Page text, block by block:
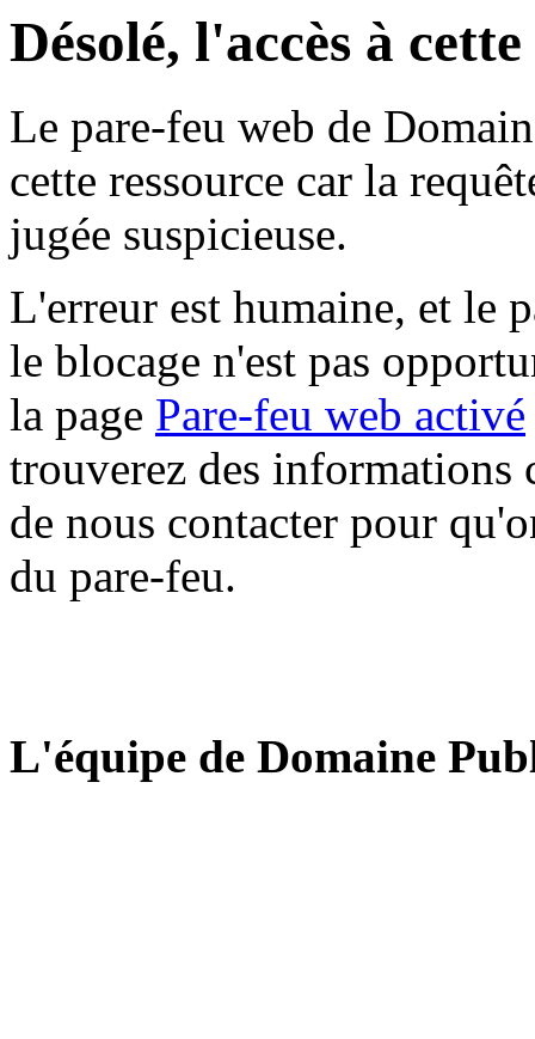
Désolé, l'accès à
Le pare-feu web de
cette ressource car la
jugée suspicieuse.
L'erreur est humaine, et le
le blocage n'est pas
la page Pare-feu web activé
trouverez des informations
de nous contacter pour
du pare-feu.
L'équipe de Domaine